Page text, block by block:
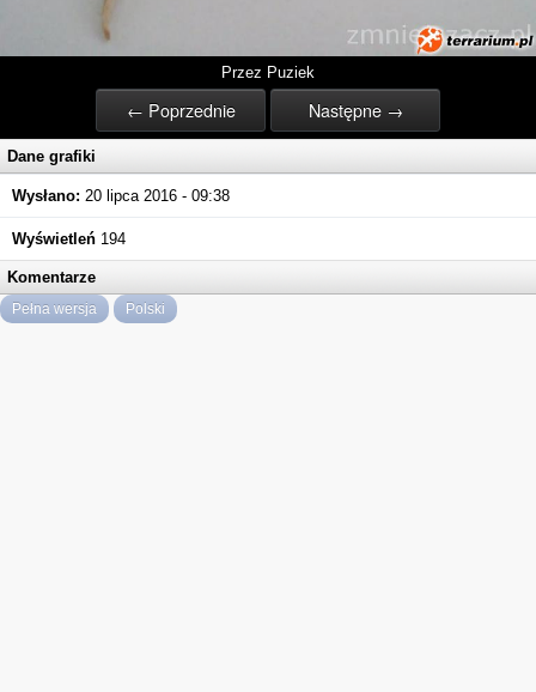
Przez Puziek
← Poprzednie Następne →
Dane grafiki
Wysłano: 20 lipca 2016 - 09:38
Wyświetleń 194
Komentarze
Pełna wersja Polski